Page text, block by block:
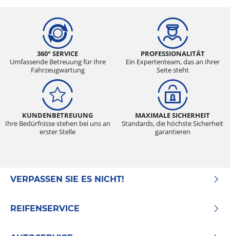
360° SERVICE
Umfassende Betreuung für Ihre
Fahrzeugwartung
PROFESSIONALITÄT
Ein Expertenteam, das an Ihrer
Seite steht
KUNDENBETREUUNG
Ihre Bedürfnisse stehen bei uns an
erster Stelle
MAXIMALE SICHERHEIT
Standards, die höchste Sicherheit
garantieren
VERPASSEN SIE ES NICHT!
REIFENSERVICE